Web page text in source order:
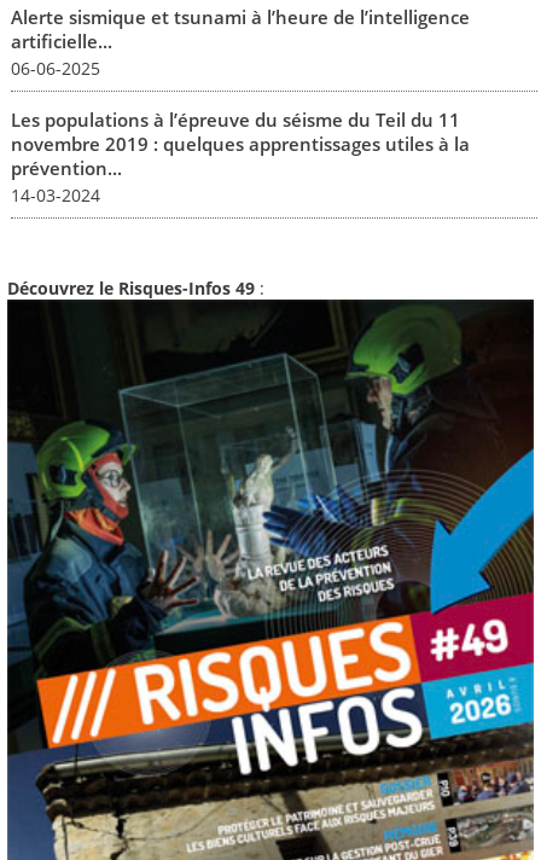
Alerte sismique et tsunami à l’heure de l’intelligence
artificielle...
06-06-2025
Les populations à l’épreuve du séisme du Teil du 11
novembre 2019 : quelques apprentissages utiles à la
prévention...
14-03-2024
Découvrez le Risques-Infos 49 :